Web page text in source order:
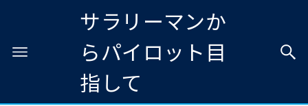
サラリーマンか
らパイロット目
指して